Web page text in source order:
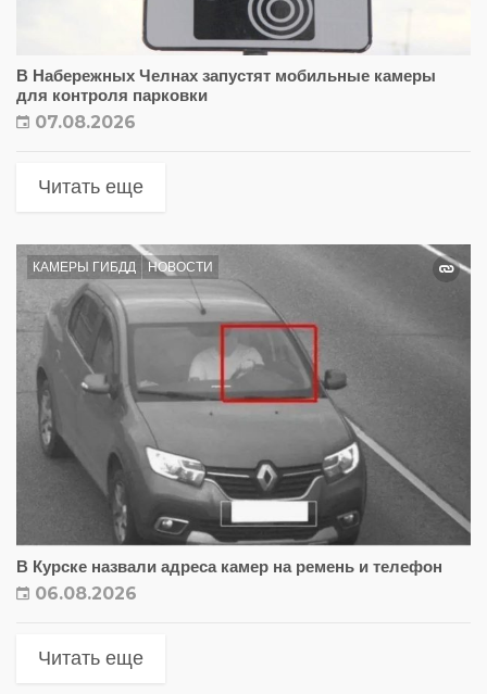
В Набережных Челнах запустят мобильные камеры
для контроля парковки
07.08.2026
Читать еще
КАМЕРЫ ГИБДД НОВОСТИ
В Курске назвали адреса камер на ремень и телефон
06.08.2026
Читать еще